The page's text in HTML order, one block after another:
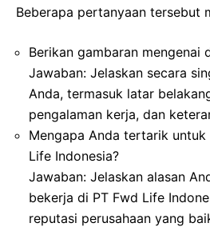
Beberapa pertanyaan tersebut
Berikan gambaran mengenai
Jawaban: Jelaskan secara
Anda, termasuk latar
pengalaman kerja, dan
Mengapa Anda tertarik
Life Indonesia?
Jawaban: Jelaskan alasan
bekerja di PT Fwd Life
reputasi perusahaan yang